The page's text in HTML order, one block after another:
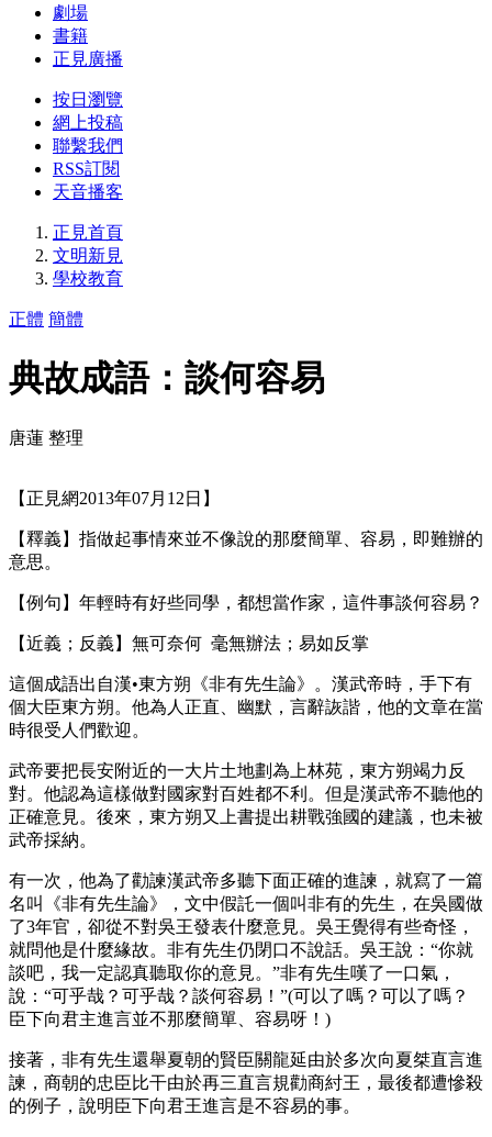
劇場
書籍
正見廣播
按日瀏覽
網上投稿
聯繫我們
RSS訂閱
天音播客
正見首頁
文明新見
學校教育
正體 簡體
典故成語：談何容易
唐蓮 整理
【正見網2013年07月12日】
【釋義】指做起事情來並不像說的那麼簡單、容易，即難辦的
意思。
【例句】年輕時有好些同學，都想當作家，這件事談何容易？
【近義；反義】無可奈何 毫無辦法；易如反掌
這個成語出自漢•東方朔《非有先生論》。漢武帝時，手下有
個大臣東方朔。他為人正直、幽默，言辭詼諧，他的文章在當
時很受人們歡迎。
武帝要把長安附近的一大片土地劃為上林苑，東方朔竭力反
對。他認為這樣做對國家對百姓都不利。但是漢武帝不聽他的
正確意見。後來，東方朔又上書提出耕戰強國的建議，也未被
武帝採納。
有一次，他為了勸諫漢武帝多聽下面正確的進諫，就寫了一篇
名叫《非有先生論》，文中假託一個叫非有的先生，在吳國做
了3年官，卻從不對吳王發表什麼意見。吳王覺得有些奇怪，
就問他是什麼緣故。非有先生仍閉口不說話。吳王說：“你就
談吧，我一定認真聽取你的意見。”非有先生嘆了一口氣，
說：“可乎哉？可乎哉？談何容易！”(可以了嗎？可以了嗎？
臣下向君主進言並不那麼簡單、容易呀！)
接著，非有先生還舉夏朝的賢臣關龍延由於多次向夏桀直言進
諫，商朝的忠臣比干由於再三直言規勸商紂王，最後都遭慘殺
的例子，說明臣下向君王進言是不容易的事。